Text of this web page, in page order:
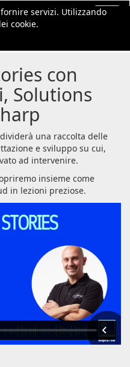
servizi. Utilizzando
cookie.
con
Solutions
una raccolta delle
e sviluppo su cui,
ad intervenire.
insieme come
in lezioni preziose.